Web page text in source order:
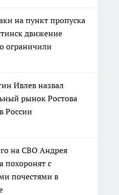
на пункт пропуска
движение
ограничили
Ивлев назвал
рынок Ростова
России
на СВО Андрея
похоронят с
почестями в